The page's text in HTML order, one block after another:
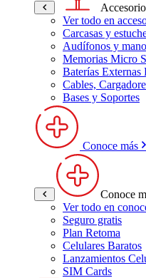
Ver todo en
Carcasas y
Audífonos y
Memorias Micro
Baterías Externas
Cables,
Bases y Soportes
Conoce más
Conoce
Ver todo en
Seguro gratis
Plan Retoma
Celulares Baratos
Lanzamientos
SIM Cards